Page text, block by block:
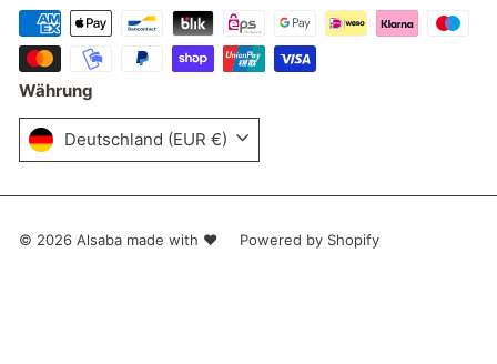
Währung
Deutschland (EUR €)
© 2026 Alsaba made with ❤ Powered by Shopify